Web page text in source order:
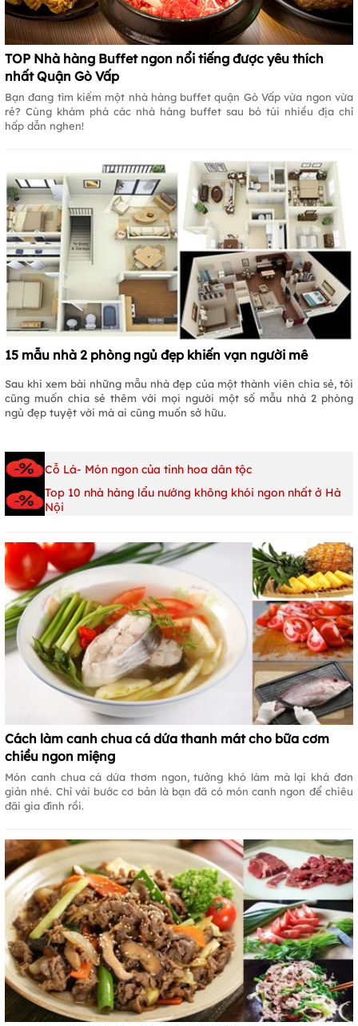
TOP Nhà hàng Buffet ngon nổi tiếng được yêu thích
nhất Quận Gò Vấp
Bạn đang tìm kiếm một nhà hàng buffet quận Gò Vấp vừa ngon vừa
rẻ? Cùng khám phá các nhà hàng buffet sau bỏ túi nhiều địa chỉ
hấp dẫn nghen!
15 mẫu nhà 2 phòng ngủ đẹp khiến vạn người mê
Sau khi xem bài những mẫu nhà đẹp của một thành viên chia sẻ, tôi
cũng muốn chia sẻ thêm với mọi người một số mẫu nhà 2 phòng
ngủ đẹp tuyệt vời mà ai cũng muốn sở hữu.
Cỗ Lá- Món ngon của tinh hoa dân tộc
Top 10 nhà hàng lẩu nướng không khói ngon nhất ở Hà
Nội
Cách làm canh chua cá dứa thanh mát cho bữa cơm
chiều ngon miệng
Món canh chua cá dứa thơm ngon, tưởng khó làm mà lại khá đơn
giản nhé. Chỉ vài bước cơ bản là bạn đã có món canh ngon để chiêu
đãi gia đình rồi.